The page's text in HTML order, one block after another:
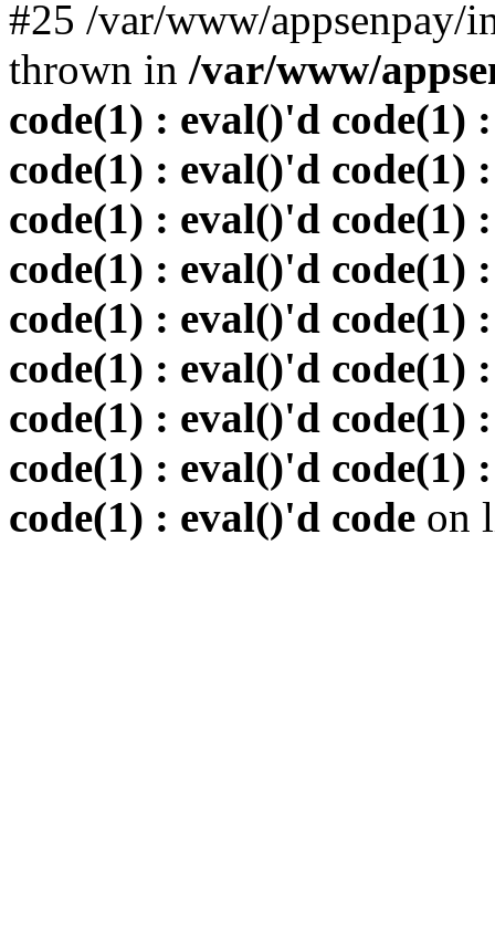
#25 /var/www/
thrown in /var/www/
code(1) : eval()'d code(1)
code(1) : eval()'d code(1)
code(1) : eval()'d code(1)
code(1) : eval()'d code(1)
code(1) : eval()'d code(1)
code(1) : eval()'d code(1)
code(1) : eval()'d code(1)
code(1) : eval()'d code(1)
code(1) : eval()'d code on